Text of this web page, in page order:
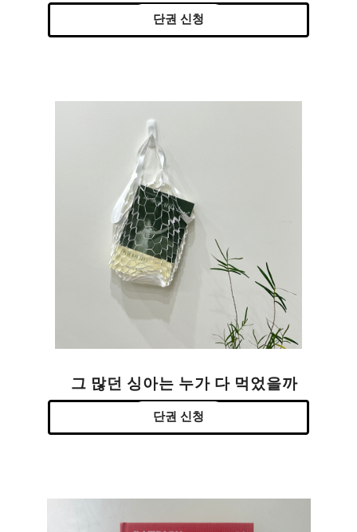
단권 신청
그 많던 싱아는 누가 다 먹었을까
단권 신청